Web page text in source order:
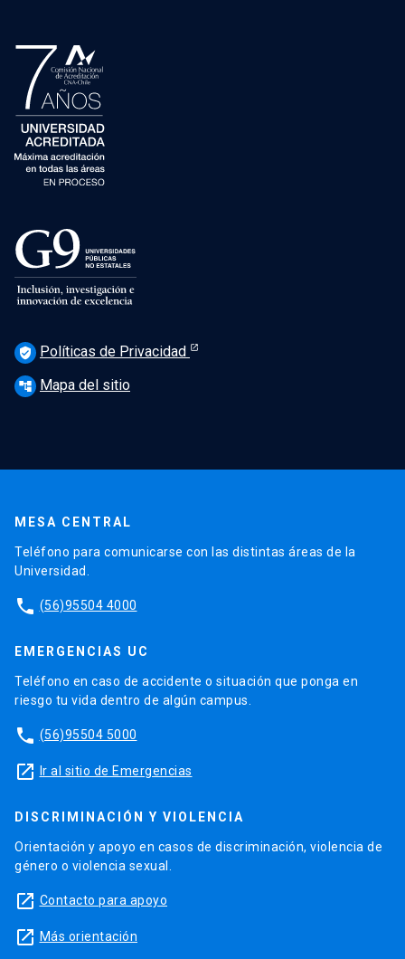
verified_user Políticas de Privacidad
account_tree Mapa del sitio
MESA CENTRAL
Teléfono para comunicarse con las distintas áreas de la
Universidad.
phone (56)95504 4000
EMERGENCIAS UC
Teléfono en caso de accidente o situación que ponga en
riesgo tu vida dentro de algún campus.
phone (56)95504 5000
launch Ir al sitio de Emergencias
DISCRIMINACIÓN Y VIOLENCIA
Orientación y apoyo en casos de discriminación, violencia de
género o violencia sexual.
launch Contacto para apoyo
launch Más orientación